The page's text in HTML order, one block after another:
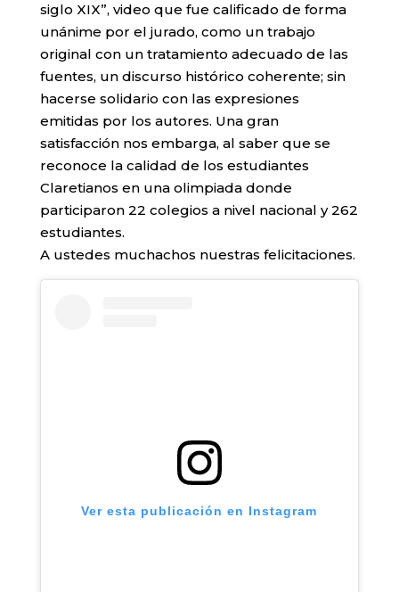
siglo XIX”, video que fue calificado de forma
unánime por el jurado, como un trabajo
original con un tratamiento adecuado de las
fuentes, un discurso histórico coherente; sin
hacerse solidario con las expresiones
emitidas por los autores. Una gran
satisfacción nos embarga, al saber que se
reconoce la calidad de los estudiantes
Claretianos en una olimpiada donde
participaron 22 colegios a nivel nacional y 262
estudiantes.
A ustedes muchachos nuestras felicitaciones.
Ver esta publicación en Instagram